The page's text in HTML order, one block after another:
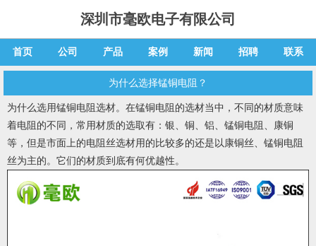
深圳市毫欧电子有限公司
首页 公司 产品 案例 新闻 招聘 联系
为什么选择锰铜电阻？
为什么选用锰铜电阻 选材。在锰铜电阻 的选材当中，不同的材质意味
着电阻的不同，常用材质的选取有：银、铜、铝、 锰铜电阻 、康铜
等，但是市面上的电阻丝选材用的比较多的还是以康铜丝、 锰铜电阻
丝为主的。它们的材质到底有何优越性。